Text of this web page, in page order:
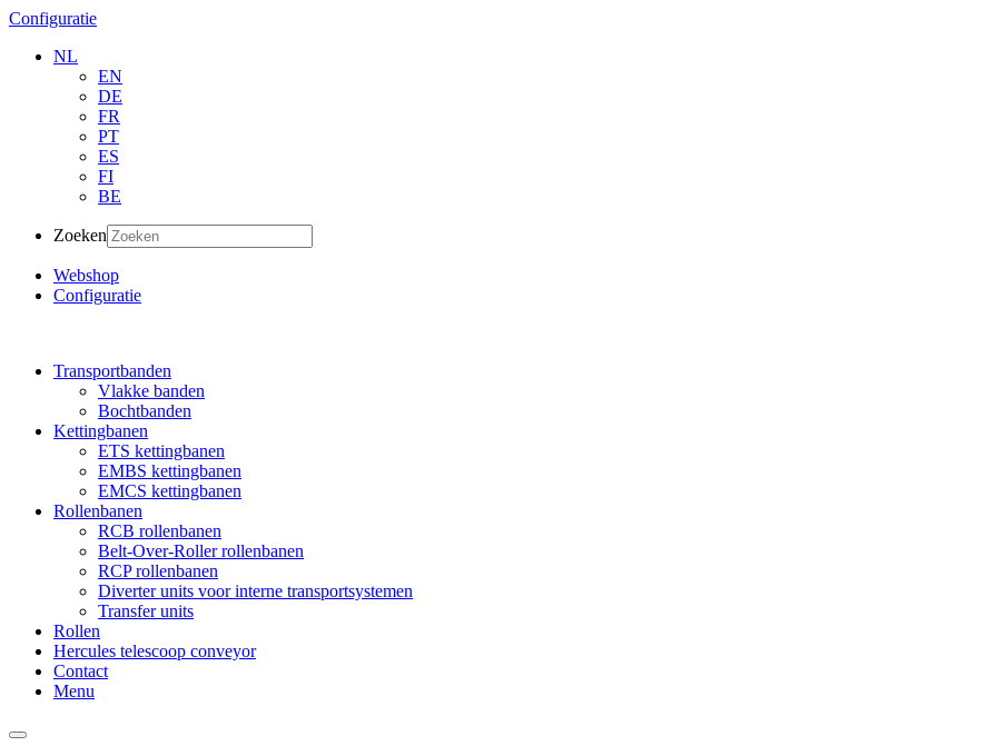
Configuratie
NL
EN
DE
FR
PT
ES
FI
BE
Zoeken
Webshop
Configuratie
Transportbanden
Vlakke banden
Bochtbanden
Kettingbanen
ETS kettingbanen
EMBS kettingbanen
EMCS kettingbanen
Rollenbanen
RCB rollenbanen
Belt-Over-Roller rollenbanen
RCP rollenbanen
Diverter units voor interne transportsystemen
Transfer units
Rollen
Hercules telescoop conveyor
Contact
Menu